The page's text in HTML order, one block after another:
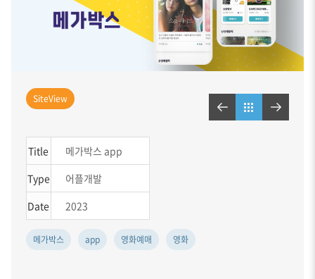
SiteView
Title
메가박스 app
Type
어플개발
Date
2023
메가박스 app 영화예매 영화